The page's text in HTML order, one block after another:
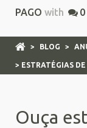
PAGO with 0
> BLOG >
> ESTRATÉGIAS
Ouça